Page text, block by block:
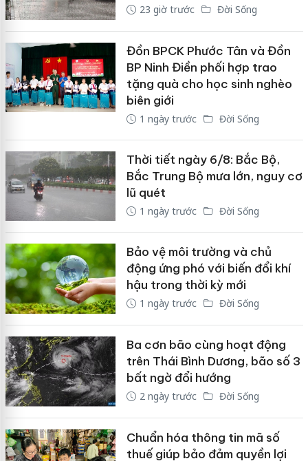
23 giờ trước Đời Sống
Đồn BPCK Phước Tân và Đồn
BP Ninh Điền phối hợp trao
tặng quà cho học sinh nghèo
biên giới
1 ngày trước Đời Sống
Thời tiết ngày 6/8: Bắc Bộ,
Bắc Trung Bộ mưa lớn, nguy cơ
lũ quét
1 ngày trước Đời Sống
Bảo vệ môi trường và chủ
động ứng phó với biến đổi khí
hậu trong thời kỳ mới
1 ngày trước Đời Sống
Ba cơn bão cùng hoạt động
trên Thái Bình Dương, bão số 3
bất ngờ đổi hướng
2 ngày trước Đời Sống
Chuẩn hóa thông tin mã số
thuế giúp bảo đảm quyền lợi